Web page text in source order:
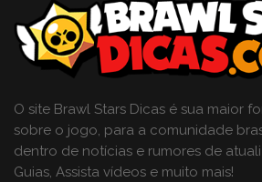
O site Brawl Stars Dicas é sua maior
sobre o jogo, para a comunidade
dentro de notícias e rumores de
Guias, Assista vídeos e muito mais!